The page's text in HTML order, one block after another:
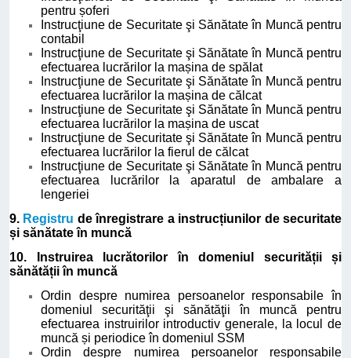
pentru șoferi
Instrucţiune de Securitate şi Sănătate în Muncă pentru
contabil
Instrucţiune de Securitate şi Sănătate în Muncă pentru
efectuarea lucrărilor la mașina de spălat
Instrucţiune de Securitate şi Sănătate în Muncă pentru
efectuarea lucrărilor la mașina de călcat
Instrucţiune de Securitate şi Sănătate în Muncă pentru
efectuarea lucrărilor la mașina de uscat
Instrucţiune de Securitate şi Sănătate în Muncă pentru
efectuarea lucrărilor la fierul de călcat
Instrucţiune de Securitate şi Sănătate în Muncă pentru
efectuarea lucrărilor la aparatul de ambalare a
lengeriei
9. Registru de înregistrare a instrucțiunilor de securitate
și sănătate în muncă
10. Instruirea lucrătorilor în domeniul securității și
sănătății în muncă
Ordin despre numirea persoanelor responsabile în
domeniul securităţii şi sănătăţii în muncă pentru
efectuarea instruirilor introductiv generale, la locul de
muncă și periodice în domeniul SSM
Ordin despre numirea persoanelor responsabile